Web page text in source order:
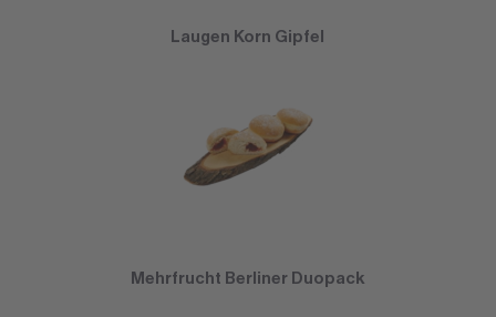
Laugen Korn Gipfel
Mehrfrucht Berliner Duopack